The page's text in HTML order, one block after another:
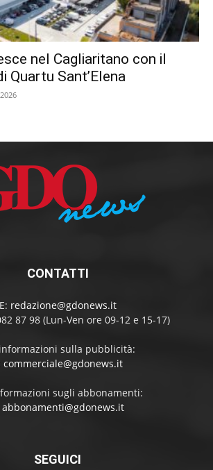
nel Cagliaritano con il
Quartu Sant’Elena
CONTATTI
E: redazione@gdonews.it
87 98 (Lun-Ven ore 09-12 e 15-17)
sulla pubblicità:
commerciale@gdonews.it
sugli abbonamenti:
abbonamenti@gdonews.it
SEGUICI